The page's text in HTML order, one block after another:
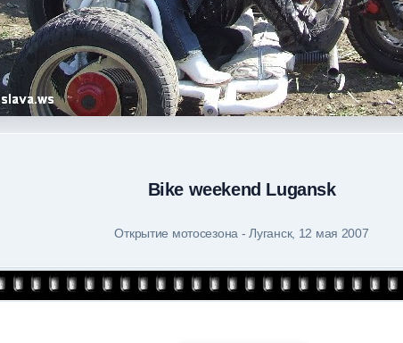
Bike weekend Lugansk
Открытие мотосезона - Луганск, 12 мая 2007